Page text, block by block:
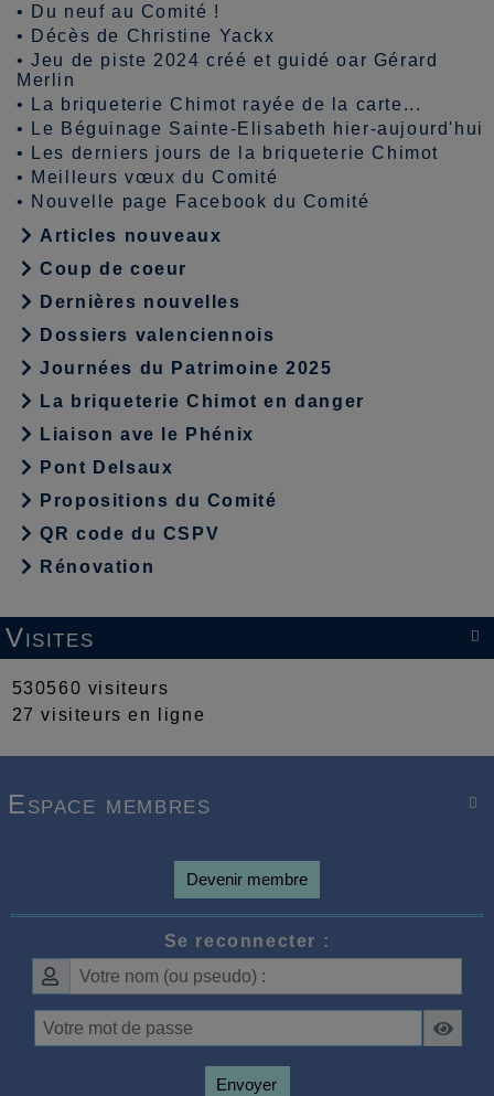
•
Du neuf au Comité !
•
Décès de Christine Yackx
•Jeu de piste 2024 créé et guidé oar Gérard
Merlin
•
La briqueterie Chimot rayée de la carte...
•
Le Béguinage Sainte-Elisabeth hier-aujourd'hui
•
Les derniers jours de la briqueterie Chimot
• Meilleurs vœux du Comité
• Nouvelle page Facebook du Comité
Articles nouveaux
Coup de coeur
Dernières nouvelles
Dossiers valenciennois
Journées du Patrimoine 2025
La briqueterie Chimot en danger
Liaison ave le Phénix
Pont Delsaux
Propositions du Comité
QR code du CSPV
Rénovation

Visites
530560 visiteurs
27 visiteurs en ligne

Espace membres
Devenir membre
Se reconnecter :
Envoyer